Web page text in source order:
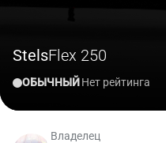
StelsFlex 250
ОБЫЧНЫЙНет рейтинга
Владелец